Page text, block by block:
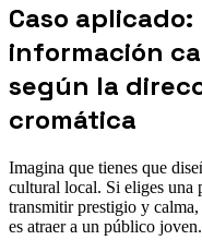
Caso aplicado:
información
según la
cromática
Imagina que tienes que
cultural local. Si eliges una
transmitir prestigio y
es atraer a un público joven.